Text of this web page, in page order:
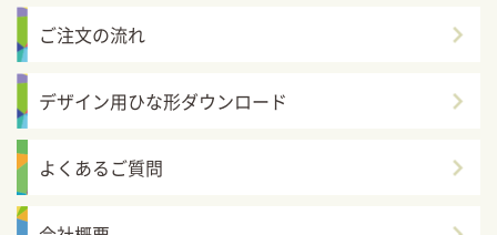
ご注文の流れ
デザイン用ひな形ダウンロード
よくあるご質問